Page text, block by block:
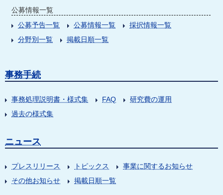
公募情報一覧
公募予告一覧
公募情報一覧
採択情報一覧
分野別一覧
掲載日順一覧
事務手続
事務処理説明書・様式集 FAQ
研究費の運用
過去の様式集
ニュース
プレスリリース トピックス
事業に関するお知らせ
その他お知らせ
掲載日順一覧